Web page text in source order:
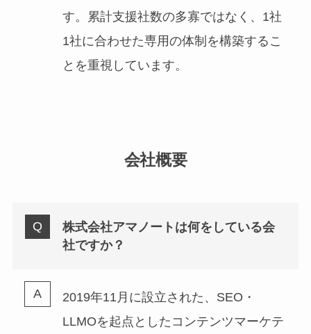
す。累計支援社数の多寡ではなく、1社
1社に合わせた専用の体制を構築するこ
とを重視しています。
会社概要
株式会社アマノートは何をしている会
社ですか？
2019年11月に設立された、SEO・
LLMOを起点としたコンテンツマーケテ